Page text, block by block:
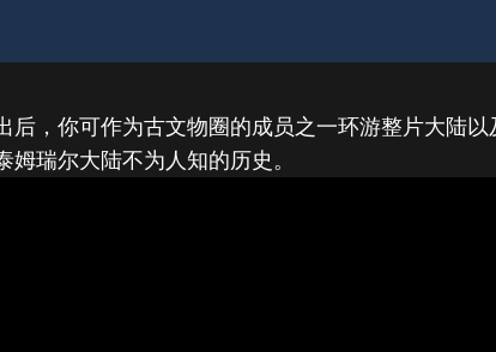
，你可作为古文物圈的成员之一环游整片大陆以
瑞尔大陆不为人知的历史。